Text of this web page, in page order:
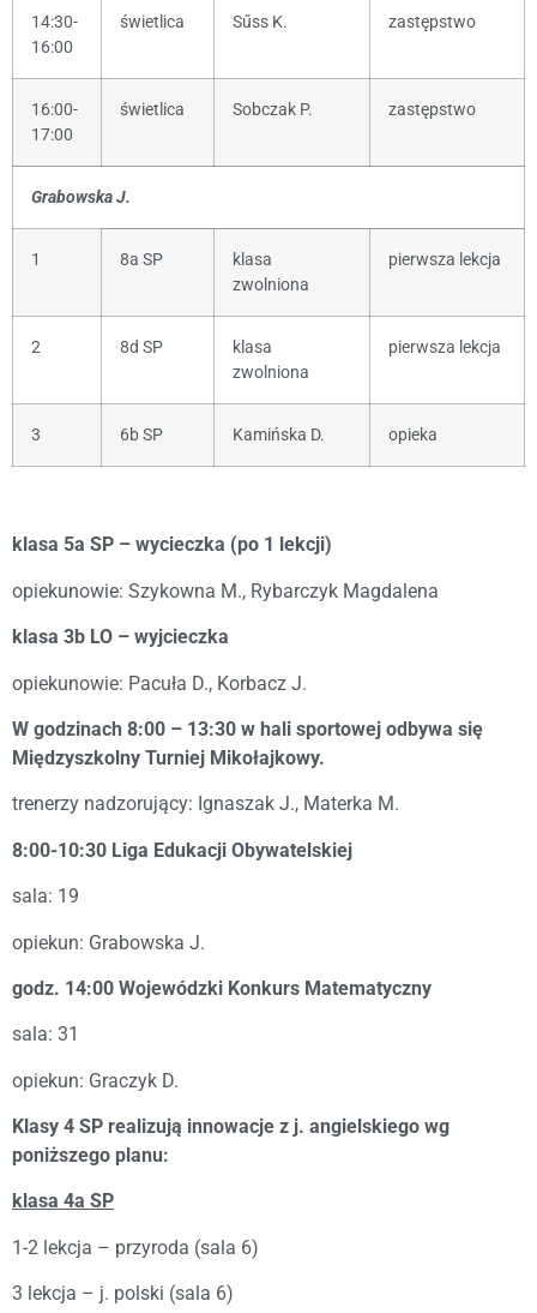
14:30-
16:00
świetlica Sűss K. zastępstwo
16:00-
17:00
świetlica Sobczak P. zastępstwo
Grabowska J.
1 8a SP
klasa
zwolniona
pierwsza lekcja
2 8d SP
klasa
zwolniona
pierwsza lekcja
3 6b SP Kamińska D. opieka
klasa 5a SP – wycieczka (po 1 lekcji)
opiekunowie: Szykowna M., Rybarczyk Magdalena
klasa 3b LO – wyjcieczka
opiekunowie: Pacuła D., Korbacz J.
W godzinach 8:00 – 13:30 w hali sportowej odbywa się
Międzyszkolny Turniej Mikołajkowy.
trenerzy nadzorujący: Ignaszak J., Materka M.
8:00-10:30 Liga Edukacji Obywatelskiej
sala: 19
opiekun: Grabowska J.
godz. 14:00 Wojewódzki Konkurs Matematyczny
sala: 31
opiekun: Graczyk D.
Klasy 4 SP realizują innowacje z j. angielskiego wg
poniższego planu:
klasa 4a SP
1-2 lekcja – przyroda (sala 6)
3 lekcja – j. polski (sala 6)